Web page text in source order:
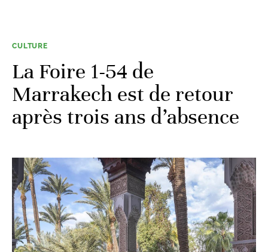
CULTURE
La Foire 1-54 de
Marrakech est de retour
après trois ans d’absence